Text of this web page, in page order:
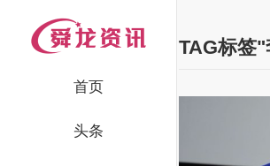
首页
头条
TAG标签"